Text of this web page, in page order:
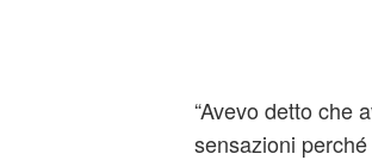
“Avevo detto che
sensazioni